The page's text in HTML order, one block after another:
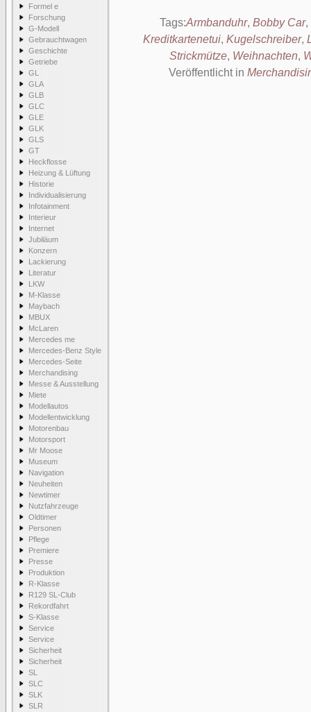
Formel e
Forschung
G-Modell
Gebrauchtwagen
Geschichte
Getriebe
GL
GLA
GLB
GLC
GLE
GLK
GLS
GT
Heckflosse
Heizung & Lüftung
Historie
Individualisierung
Infotainment
Interieur
Internet
Jubiläum
Konzern
Lackierung
Literatur
LKW
M-Klasse
Maybach
MBUX
McLaren
Mercedes me
Mercedes-Benz Style
Mercedes-Seite
Merchandising
Messe & Ausstellung
Miete
Modellautos
Modellentwicklung
Motorenbau
Motorsport
Mr Moose
Museum
Navigation
Neuheiten
Newtimer
Nutzfahrzeuge
Oldtimer
Personen
Pflege
Premiere
Presse
Produktion
R-Klasse
R129 SL-Club
Rekordfahrt
S-Klasse
Service
Service
Sicherheit
Sicherheit
SL
SLC
SLK
SLR
Tags:Armbanduhr, Bobby Car,
Kreditkartenetui, Kugelschreiber,
Strickmütze, Weihnachten,
Veröffentlicht in